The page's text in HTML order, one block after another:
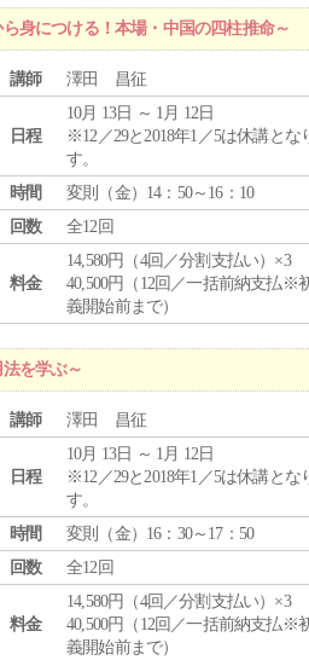
身につける！本場・中国の四柱推命～
講師 澤田 昌征
日程
10月 13日 ～ 1月 12日
※12／29と2018年1／5は休講とな
す。
時間
変則（金）14：50～16：10
回数
全12回
料金
14,580円（4回／分割支払い）×3
40,500円（12回／一括前納支払※
義開始前まで）
を学ぶ～
講師 澤田 昌征
日程
10月 13日 ～ 1月 12日
※12／29と2018年1／5は休講とな
す。
時間
変則（金）16：30～17：50
回数
全12回
料金
14,580円（4回／分割支払い）×3
40,500円（12回／一括前納支払※
義開始前まで）